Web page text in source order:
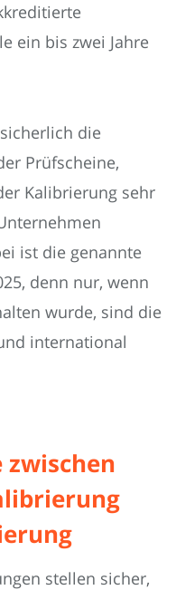
ein bis zwei Jahre
die
Prüfscheine,
Kalibrierung sehr
ist die genannte
denn nur, wenn
wurde, sind die
international
zwischen
stellen sicher,